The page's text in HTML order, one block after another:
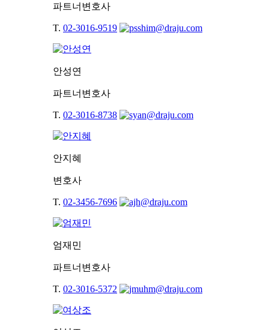
파트너변호사
T. 02-3016-9519
안성연
파트너변호사
T. 02-3016-8738
안지혜
변호사
T. 02-3456-7696
엄재민
파트너변호사
T. 02-3016-5372